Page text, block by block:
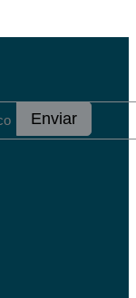
Enviar